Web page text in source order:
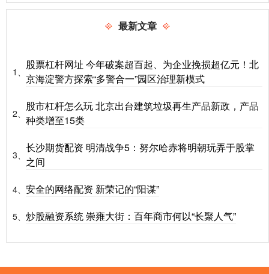
最新文章
1、
股票杠杆网址 今年破案超百起、为企业挽损超亿元！北
京海淀警方探索“多警合一”园区治理新模式
2、
股市杠杆怎么玩 北京出台建筑垃圾再生产品新政，产品
种类增至15类
3、
长沙期货配资 明清战争5：努尔哈赤将明朝玩弄于股掌
之间
4、 安全的网络配资 新荣记的“阳谋”
5、 炒股融资系统 崇雍大街：百年商市何以“长聚人气”